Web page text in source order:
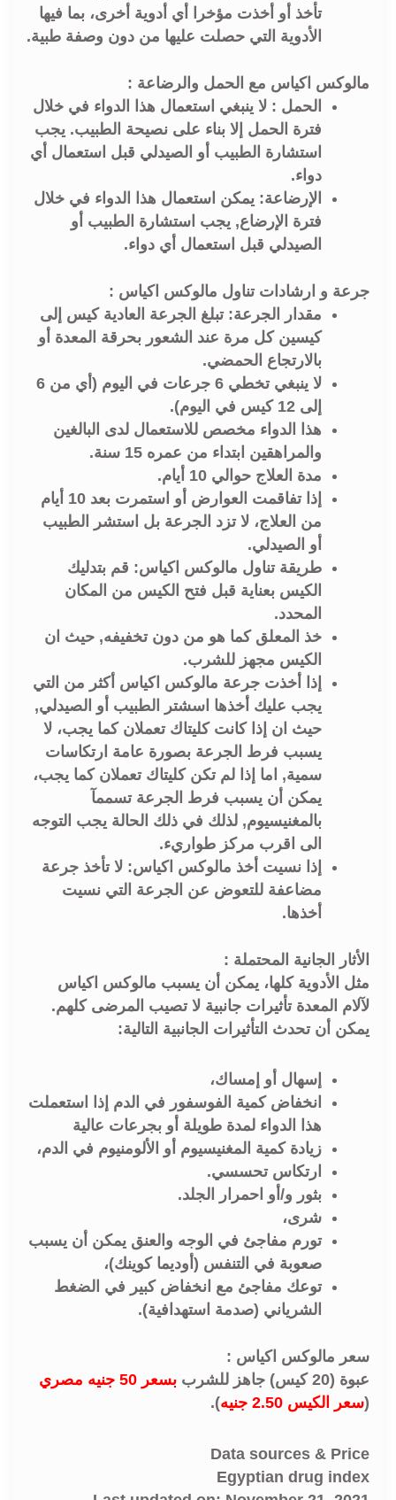
تأخذ أو أخذت مؤخرا أي أدوية أخرى، بما فيها
الأدوية التي حصلت عليها من دون وصفة طبية.
مالوكس اكياس مع الحمل والرضاعة :
الحمل : لا ينبغي استعمال هذا الدواء في خلال
فترة الحمل إلا بناء على نصيحة الطبيب. يجب
استشارة الطبيب أو الصيدلي قبل استعمال أي
دواء.
الإرضاعة: يمكن استعمال هذا الدواء في خلال
فترة الإرضاع, يجب استشارة الطبيب أو
الصيدلي قبل استعمال أي دواء.
جرعة و ارشادات تناول مالوكس اكياس :
مقدار الجرعة: تبلغ الجرعة العادية كيس إلى
كيسين كل مرة عند الشعور بحرقة المعدة أو
بالارتجاع الحمضي.
لا ينبغي تخطي 6 جرعات في اليوم (أي من 6
إلى 12 كيس في اليوم).
هذا الدواء مخصص للاستعمال لدى البالغين
والمراهقين ابتداء من عمره 15 سنة.
مدة العلاج حوالي 10 أيام.
إذا تفاقمت العوارض أو استمرت بعد 10 أيام
من العلاج، لا تزد الجرعة بل استشر الطبيب
أو الصيدلي.
طريقة تناول مالوكس اكياس: قم بتدليك
الكيس بعناية قبل فتح الكيس من المكان
المحدد.
خذ المعلق كما هو من دون تخفيفه, حيث ان
الكيس مجهز للشرب.
إذا أخذت جرعة مالوكس اكياس أكثر من التي
يجب عليك أخذها اسشتر الطبيب أو الصيدلي,
حيث ان إذا كانت كليتاك تعملان كما يجب، لا
يسبب فرط الجرعة بصورة عامة ارتكاسات
سمية, اما إذا لم تكن كليتاك تعملان كما يجب،
يمكن أن يسبب فرط الجرعة تسممآ
بالمغنيسيوم, لذلك في ذلك الحالة يجب التوجه
الى اقرب مركز طواريء.
إذا نسيت أخذ مالوكس اكياس: لا تأخذ جرعة
مضاعفة للتعوض عن الجرعة التي نسيت
أخذها.
الأثار الجانية المحتملة :
مثل الأدوية كلها، يمكن أن يسبب مالوكس اكياس
لآلام المعدة تأثيرات جانبية لا تصيب المرضى كلهم.
يمكن أن تحدث التأثيرات الجانبية التالية:
إسهال أو إمساك،
انخفاض كمية الفوسفور في الدم إذا استعملت
هذا الدواء لمدة طويلة أو بجرعات عالية
زيادة كمية المغنيسيوم أو الألومنيوم في الدم،
ارتكاس تحسسي.
بثور و/أو احمرار الجلد.
شری،
تورم مفاجئ في الوجه والعنق يمكن أن يسبب
صعوبة في التنفس (أوديما كوينك)،
توعك مفاجئ مع انخفاض كبير في الضغط
الشرياني (صدمة استهدافية).
سعر مالوكس اكياس :
عبوة (20 كيس) جاهز للشرب
بسعر 50 جنيه مصري
(سعر الكيس 2.50 جنيه ).
Data sources & Price
Egyptian drug index